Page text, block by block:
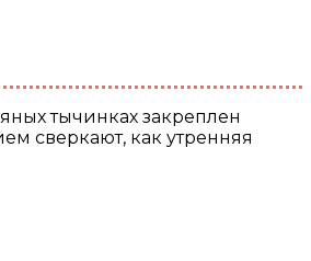
сверкают, как утренняя